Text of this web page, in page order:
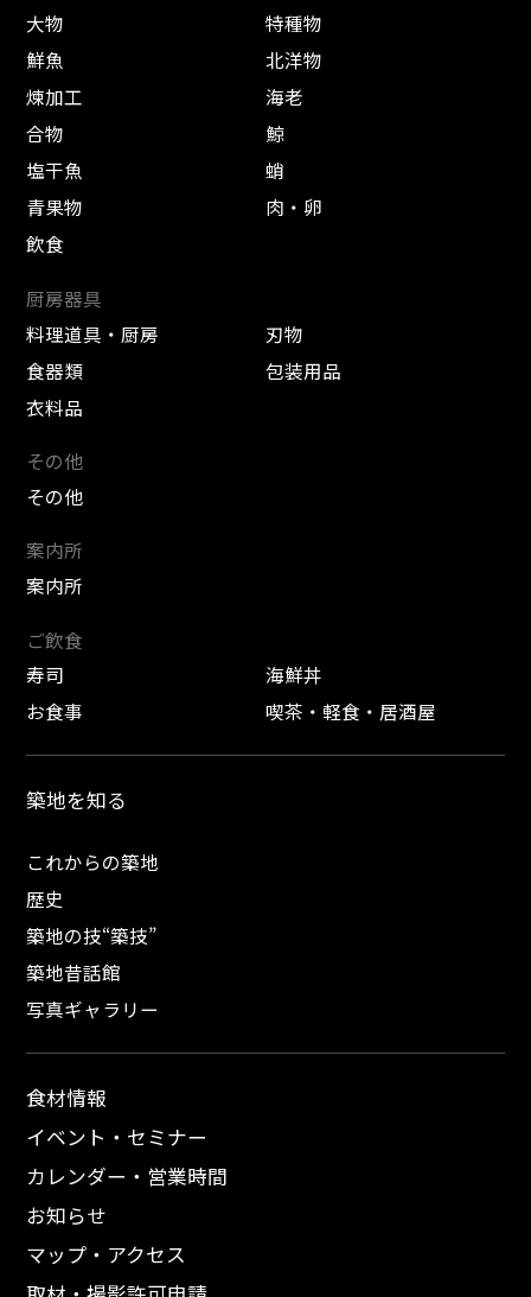
大物
特種物
鮮魚
北洋物
煉加工
海老
合物
鯨
塩干魚
蛸
青果物
肉・卵
飲食
厨房器具
料理道具・厨房
刃物
食器類
包装用品
衣料品
その他
その他
案内所
案内所
ご飲食
寿司
海鮮丼
お食事
喫茶・軽食・居酒屋
築地を知る
これからの築地
歴史
築地の技“築技”
築地昔話館
写真ギャラリー
食材情報
イベント・セミナー
カレンダー・営業時間
お知らせ
マップ・アクセス